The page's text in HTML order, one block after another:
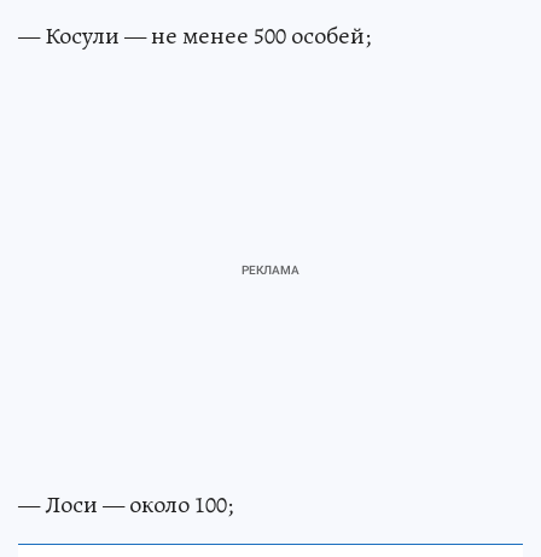
— Косули — не менее 500 особей;
— Лоси — около 100;